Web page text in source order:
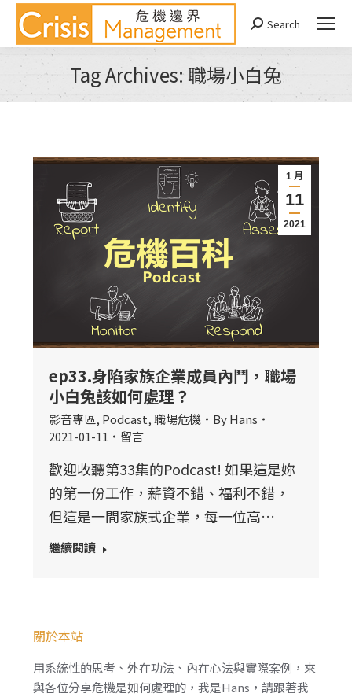
Search:
Search
Tag Archives:職場小白兔
You are here:
1 月
11
2021
ep33.身陷家族企業成員內鬥，職場
小白兔該如何處理？
影音專區, Podcast,職場危機 ByHans
2021-01-11
留言
歡迎收聽第33集的Podcast! 如果這是妳
的第一份工作，薪資不錯、福利不錯，
但這是一間家族式企業，每一位高…
繼續閱讀
關於本站
用系統性的思考、外在功法、內在心法與實際案例，來
與各位分享危機是如何處理的，我是Hans，請跟著我